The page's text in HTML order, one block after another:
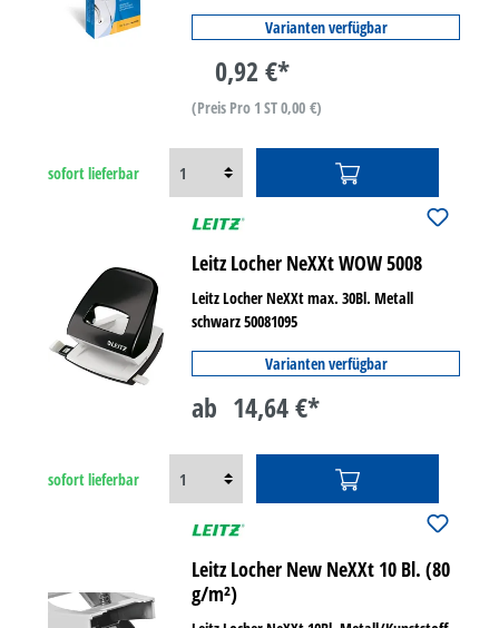
Varianten verfügbar
0,92 €*
(Preis Pro 1 ST 0,00 €)
sofort lieferbar
Leitz Locher NeXXt WOW 5008
Leitz Locher NeXXt max. 30Bl. Metall
schwarz 50081095
Varianten verfügbar
ab 14,64 €*
sofort lieferbar
Leitz Locher New NeXXt 10 Bl. (80
g/m²)